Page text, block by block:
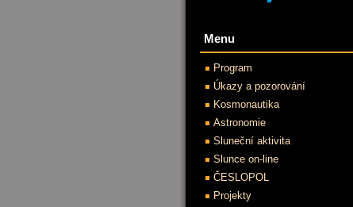
Menu
Program
Úkazy a pozorování
Kosmonautika
Astronomie
Sluneční aktivita
Slunce on-line
ČESLOPOL
Projekty